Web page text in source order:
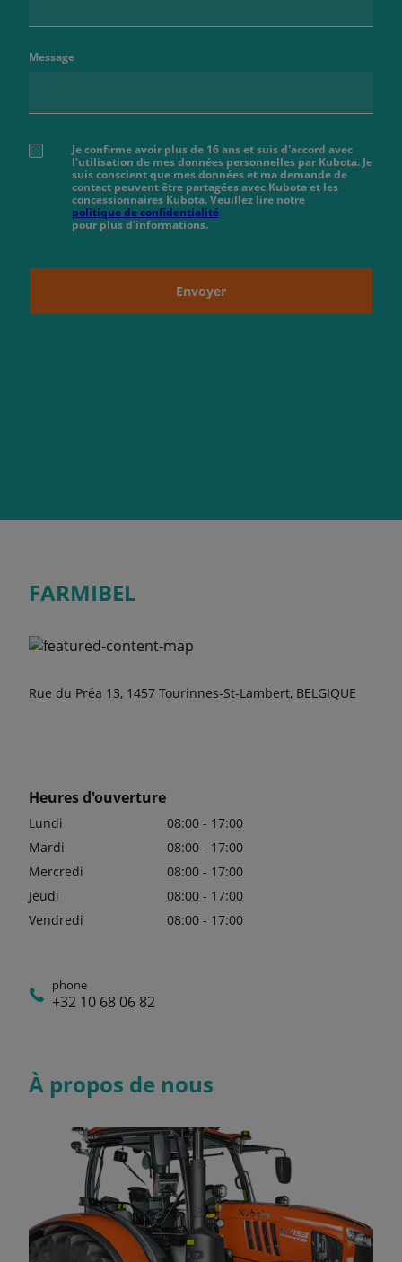
Message
Je confirme avoir plus de 16 ans et suis d'accord avec
l'utilisation de mes données personnelles par Kubota. Je
suis conscient que mes données et ma demande de
contact peuvent être partagées avec Kubota et les
concessionnaires Kubota. Veuillez lire notre
politique de confidentialité
pour plus d'informations.
Envoyer
FARMIBEL
Rue du Préa 13, 1457 Tourinnes-St-Lambert, BELGIQUE
Heures d'ouverture
Lundi
08:00 - 17:00
Mardi
08:00 - 17:00
Mercredi
08:00 - 17:00
Jeudi
08:00 - 17:00
Vendredi
08:00 - 17:00
phone
+32 10 68 06 82
À propos de nous